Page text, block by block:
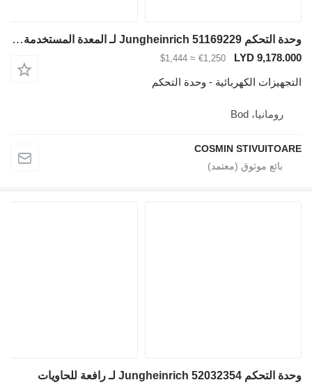
وحدة التحكم Jungheinrich 51169229 لـ المعدة المستخدمة في المستودع
LYD 9,178.000
€1,250
≈ $1,444
التجهيزات الكهربائية - وحدة التحكم
رومانيا، Bod
COSMIN STIVUITOARE
وحدة التحكم Jungheinrich 52032354 لـ رافعة للحاويات